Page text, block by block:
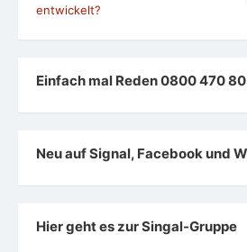
entwickelt?
Einfach mal Reden 0800 470
Neu auf Signal, Facebook und
Hier geht es zur Singal-Gruppe